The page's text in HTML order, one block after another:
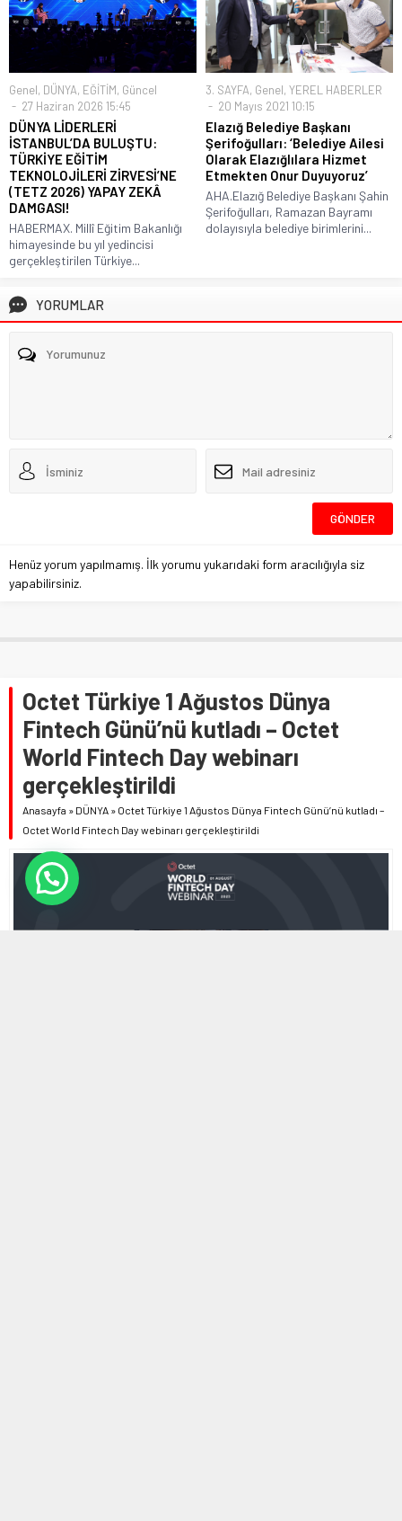
Genel, DÜNYA, EĞİTİM, Güncel
27 Haziran 2026 15:45
DÜNYA LİDERLERİ
İSTANBUL’DA BULUŞTU:
TÜRKİYE EĞİTİM
TEKNOLOJİLERİ ZİRVESİ’NE
(TETZ 2026) YAPAY ZEKÂ
DAMGASI!
HABERMAX. Millî Eğitim Bakanlığı
himayesinde bu yıl yedincisi
gerçekleştirilen Türkiye...
3. SAYFA, Genel, YEREL HABERLER
20 Mayıs 2021 10:15
Elazığ Belediye Başkanı
Şerifoğulları: ‘Belediye Ailesi
Olarak Elazığlılara Hizmet
Etmekten Onur Duyuyoruz’
AHA.Elazığ Belediye Başkanı Şahin
Şerifoğulları, Ramazan Bayramı
dolayısıyla belediye birimlerini...
YORUMLAR
Henüz yorum yapılmamış. İlk yorumu yukarıdaki form aracılığıyla siz
yapabilirsiniz.
Octet Türkiye 1 Ağustos Dünya
Fintech Günü’nü kutladı – Octet
World Fintech Day webinarı
gerçekleştirildi
Anasayfa » DÜNYA » Octet Türkiye 1 Ağustos Dünya Fintech Günü’nü kutladı –
Octet World Fintech Day webinarı gerçekleştirildi